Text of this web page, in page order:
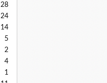
28
24
14
5
2
4
1